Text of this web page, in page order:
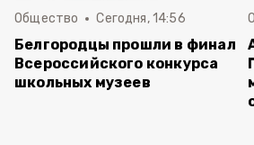
Общество Сегодня, 14:56
Белгородцы прошли в финал
Всероссийского конкурса
школьных музеев